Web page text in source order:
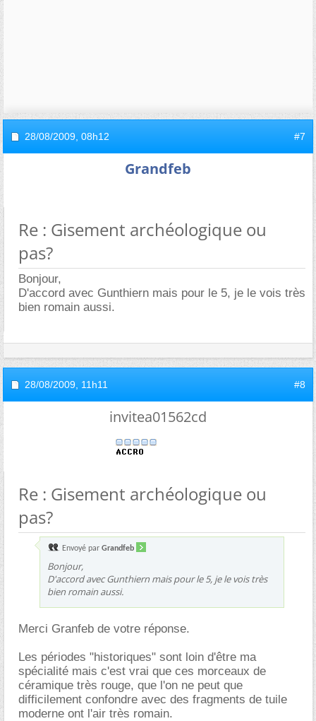
28/08/2009, 08h12 #7
Grandfeb
Re : Gisement archéologique ou
pas?
Bonjour,
D'accord avec Gunthiern mais pour le 5, je le vois très
bien romain aussi.
28/08/2009, 11h11 #8
invitea01562cd
Re : Gisement archéologique ou
pas?
Envoyé par Grandfeb
Bonjour,
D'accord avec Gunthiern mais pour le 5, je le vois très
bien romain aussi.
Merci Granfeb de votre réponse.
Les périodes "historiques" sont loin d'être ma
spécialité mais c'est vrai que ces morceaux de
céramique très rouge, que l'on ne peut que
difficilement confondre avec des fragments de tuile
moderne ont l'air très romain.